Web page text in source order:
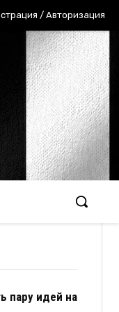
/ Авторизация
пару идей на